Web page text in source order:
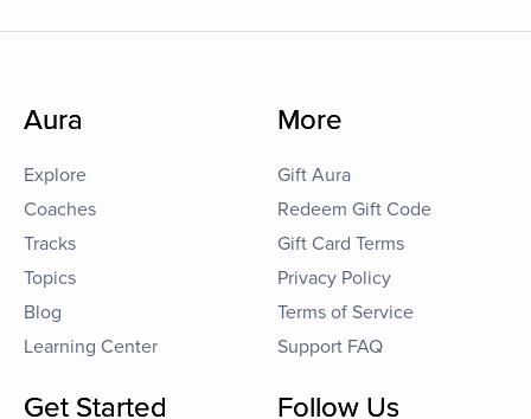
Aura
Explore
Coaches
Tracks
Topics
Blog
Learning Center
More
Gift Aura
Redeem Gift Code
Gift Card Terms
Privacy Policy
Terms of Service
Support FAQ
Get Started Follow Us